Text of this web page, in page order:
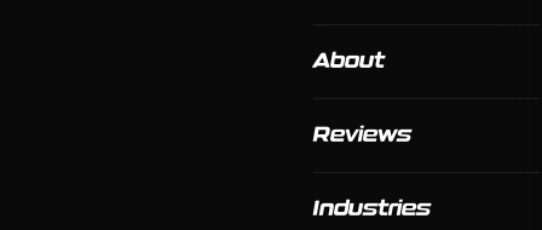
About
Reviews
Industries